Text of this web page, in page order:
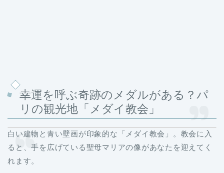
幸運を呼ぶ奇跡のメダルがある？パ
リの観光地「メダイ教会」
白い建物と青い壁画が印象的な「メダイ教会」。教会に入
ると、手を広げている聖母マリアの像があなたを迎えてく
れます。